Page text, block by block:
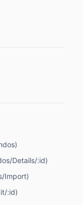
Details/:id)
Import)
:id)